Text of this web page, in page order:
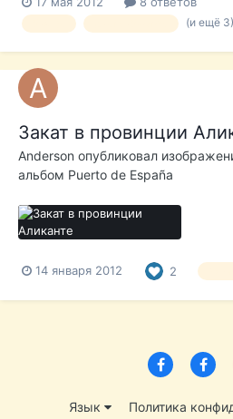
способность 1.000 литров/минуту.
офисы и моечное оборудование.(и ещё 3)
Закат в провинции
Anderson опубликовал
альбом Puerto de España
14 января 2012 2
Язык
Политика